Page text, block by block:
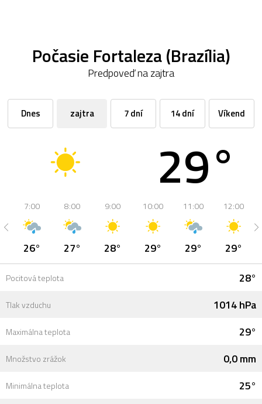
Počasie Fortaleza (Brazília)
Predpoveď na zajtra
Dnes zajtra 7 dní 14 dní Víkend
29°
7:00
26°
8:00
27°
9:00
28°
10:00
29°
11:00
29°
12:00
29°
Pocitová teplota 28°
Tlak vzduchu 1014 hPa
Maximálna teplota 29°
Množstvo zrážok 0,0 mm
Minimálna teplota 25°